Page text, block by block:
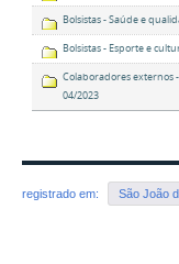
Bolsistas - Saúde e
Bolsistas - Esporte e
Colaboradores externos -
04/2023
registrado em: São João